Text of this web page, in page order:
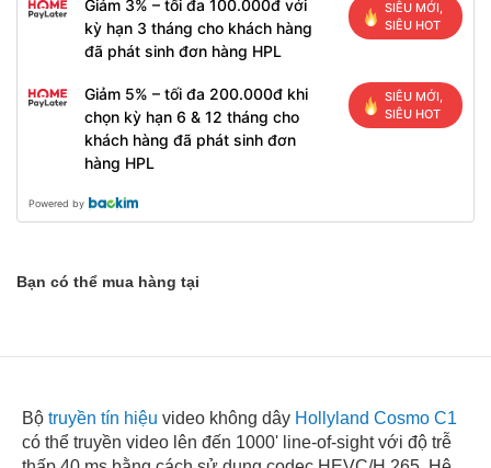
Giảm 3% – tối đa 100.000đ với
kỳ hạn 3 tháng cho khách hàng
đã phát sinh đơn hàng HPL
SIÊU MỚI,
SIÊU HOT
Giảm 5% – tối đa 200.000đ khi
chọn kỳ hạn 6 & 12 tháng cho
khách hàng đã phát sinh đơn
hàng HPL
SIÊU MỚI,
SIÊU HOT
Powered by
Bạn có thể mua hàng tại
Bộ truyền tín hiệu video không dây Hollyland Cosmo C1
có thể truyền video lên đến 1000' line-of-sight với độ trễ